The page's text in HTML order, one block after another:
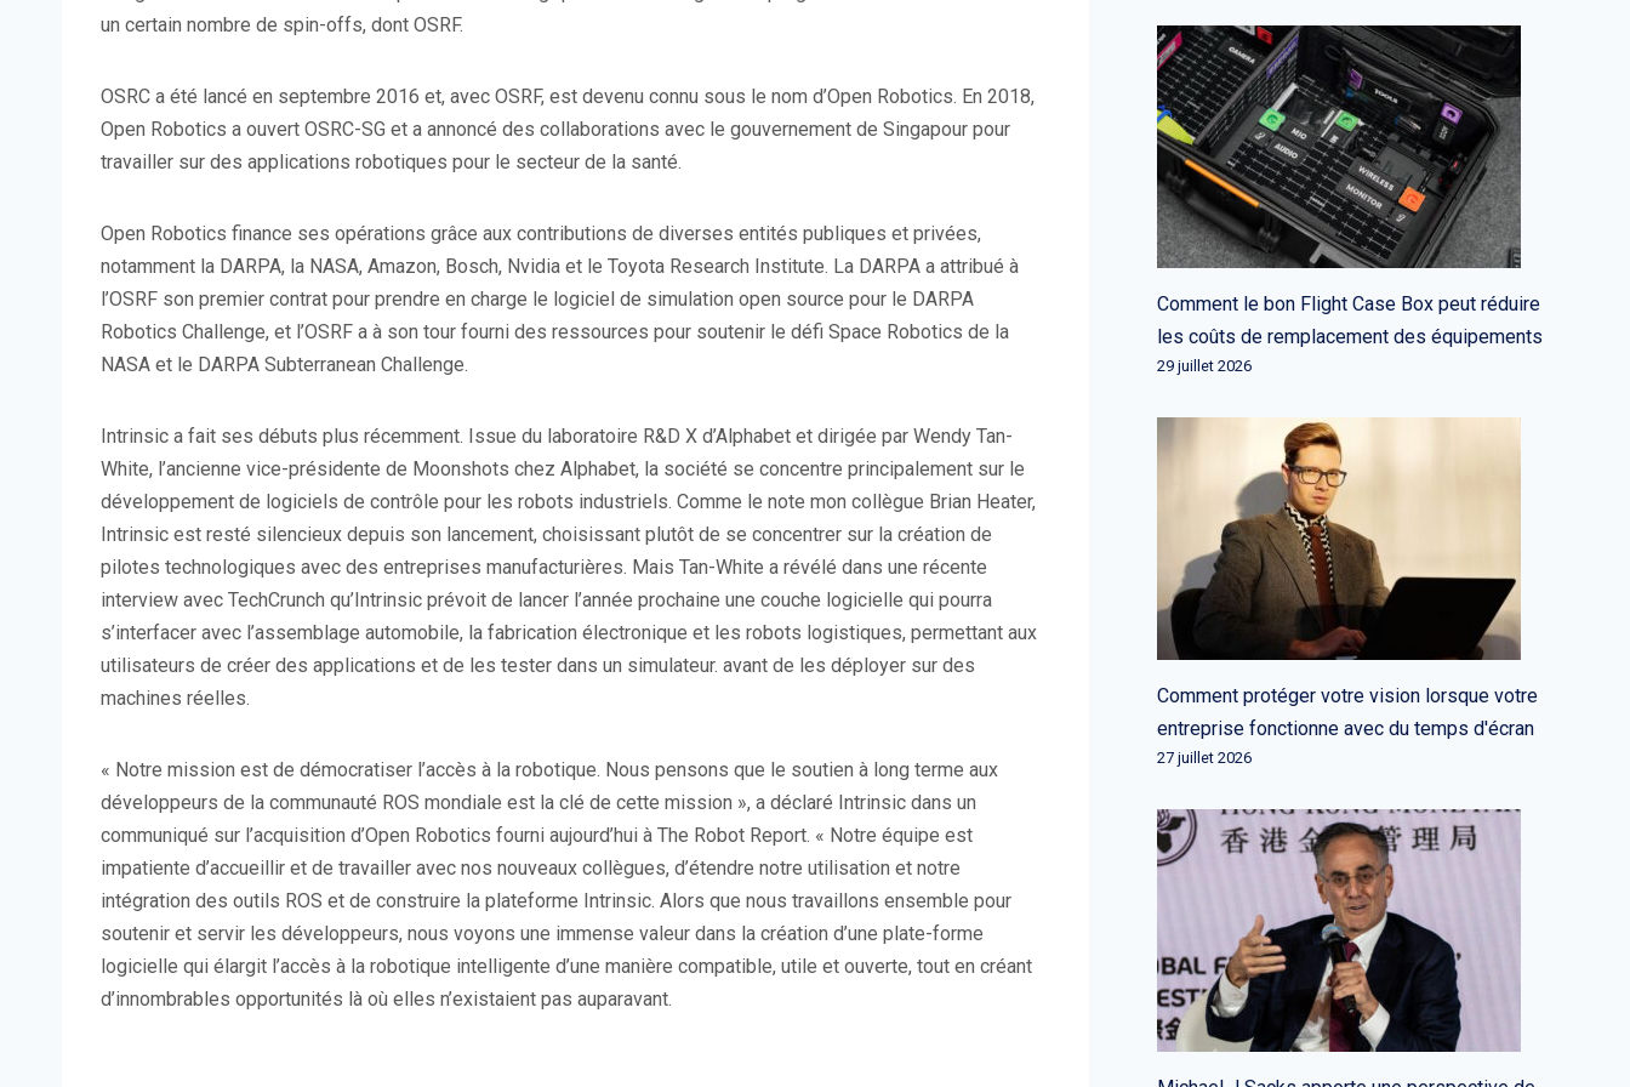
un certain nombre de spin-offs, dont OSRF.
OSRC a été lancé en septembre 2016 et, avec OSRF, est devenu connu sous le nom d’Open Robotics. En 2018,
Open Robotics a ouvert OSRC-SG et a annoncé des collaborations avec le gouvernement de Singapour pour
travailler sur des applications robotiques pour le secteur de la santé.
Open Robotics finance ses opérations grâce aux contributions de diverses entités publiques et privées,
notamment la DARPA, la NASA, Amazon, Bosch, Nvidia et le Toyota Research Institute. La DARPA a attribué à
l’OSRF son premier contrat pour prendre en charge le logiciel de simulation open source pour le DARPA
Robotics Challenge, et l’OSRF a à son tour fourni des ressources pour soutenir le défi Space Robotics de la
NASA et le DARPA Subterranean Challenge.
Intrinsic a fait ses débuts plus récemment. Issue du laboratoire R&D X d’Alphabet et dirigée par Wendy Tan-
White, l’ancienne vice-présidente de Moonshots chez Alphabet, la société se concentre principalement sur le
développement de logiciels de contrôle pour les robots industriels. Comme le note mon collègue Brian Heater,
Intrinsic est resté silencieux depuis son lancement, choisissant plutôt de se concentrer sur la création de
pilotes technologiques avec des entreprises manufacturières. Mais Tan-White a révélé dans une récente
interview avec TechCrunch qu’Intrinsic prévoit de lancer l’année prochaine une couche logicielle qui pourra
s’interfacer avec l’assemblage automobile, la fabrication électronique et les robots logistiques, permettant aux
utilisateurs de créer des applications et de les tester dans un simulateur. avant de les déployer sur des
machines réelles.
« Notre mission est de démocratiser l’accès à la robotique. Nous pensons que le soutien à long terme aux
développeurs de la communauté ROS mondiale est la clé de cette mission », a déclaré Intrinsic dans un
communiqué sur l’acquisition d’Open Robotics fourni aujourd’hui à The Robot Report. « Notre équipe est
impatiente d’accueillir et de travailler avec nos nouveaux collègues, d’étendre notre utilisation et notre
intégration des outils ROS et de construire la plateforme Intrinsic. Alors que nous travaillons ensemble pour
soutenir et servir les développeurs, nous voyons une immense valeur dans la création d’une plate-forme
logicielle qui élargit l’accès à la robotique intelligente d’une manière compatible, utile et ouverte, tout en créant
d’innombrables opportunités là où elles n’existaient pas auparavant.
Comment le bon Flight Case Box peut réduire
les coûts de remplacement des équipements
29 juillet 2026
Comment protéger votre vision lorsque votre
entreprise fonctionne avec du temps d'écran
27 juillet 2026